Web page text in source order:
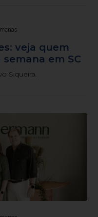
veja quem
em SC
Siqueira.